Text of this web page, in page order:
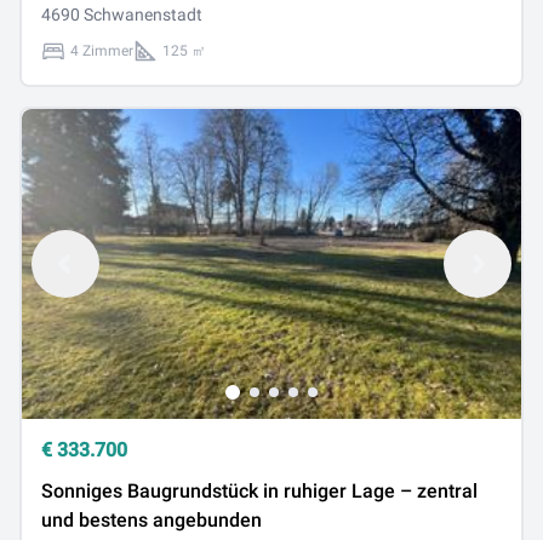
4690 Schwanenstadt
4 Zimmer 125 ㎡
€ 333.700
Sonniges Baugrundstück in ruhiger Lage – zentral
und bestens angebunden